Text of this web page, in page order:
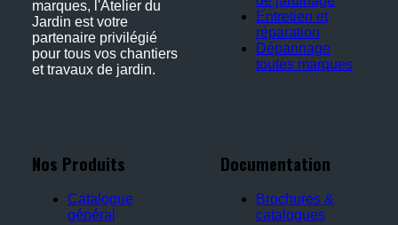
marques, l'Atelier du
Jardin est votre
partenaire privilégié
pour tous vos chantiers
et travaux de jardin.
Entretien et
réparation
Dépannage
toutes marques
Nos Produits
Catalogue
général
Documentation
Brochures &
catalogues